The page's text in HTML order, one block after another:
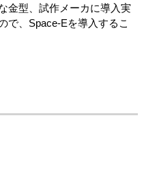
金型、試作メーカに導入実
で、Space-Eを導入するこ